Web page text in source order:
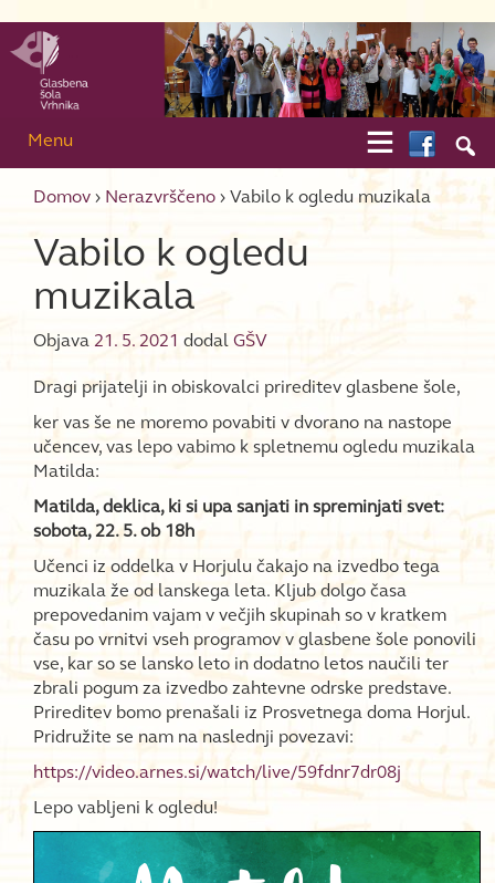

Menu 
Domov › Nerazvrščeno › Vabilo k ogledu muzikala
Vabilo k ogledu
muzikala
Objava 21. 5. 2021 dodal GŠV
Dragi prijatelji in obiskovalci prireditev glasbene šole,
ker vas še ne moremo povabiti v dvorano na nastope
učencev, vas lepo vabimo k spletnemu ogledu muzikala
Matilda:
Matilda, deklica, ki si upa sanjati in spreminjati svet:
sobota, 22. 5. ob 18h
Učenci iz oddelka v Horjulu čakajo na izvedbo tega
muzikala že od lanskega leta. Kljub dolgo časa
prepovedanim vajam v večjih skupinah so v kratkem
času po vrnitvi vseh programov v glasbene šole ponovili
vse, kar so se lansko leto in dodatno letos naučili ter
zbrali pogum za izvedbo zahtevne odrske predstave.
Prireditev bomo prenašali iz Prosvetnega doma Horjul.
Pridružite se nam na naslednji povezavi:
https://video.arnes.si/watch/live/59fdnr7dr08j
Lepo vabljeni k ogledu!